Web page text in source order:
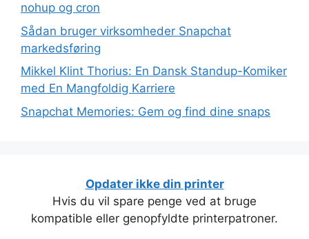
nohup og cron
Sådan bruger virksomheder Snapchat
markedsføring
Mikkel Klint Thorius: En Dansk Standup-Komiker
med En Mangfoldig Karriere
Snapchat Memories: Gem og find dine snaps
Opdater ikke din printer
Hvis du vil spare penge ved at bruge
kompatible eller genopfyldte printerpatroner.